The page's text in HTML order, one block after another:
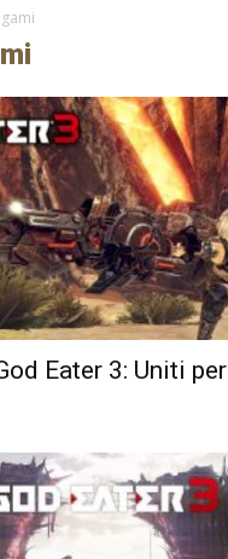
Eater 3: Uniti per